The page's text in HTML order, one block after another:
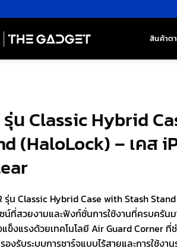
สินค้าต
รุ่น Classic Hybrid
(HaloLock) – เคส
รุ่น Classic Hybrid Case with Stash
น์ที่สวยงามและฟังก์ชั่นการใช้งานที่ครบครั
ข็งแรงด้วยเทคโนโลยี Air Guard Corner
งรับระบบการชาร์จแบบไร้สายและการใช้ง